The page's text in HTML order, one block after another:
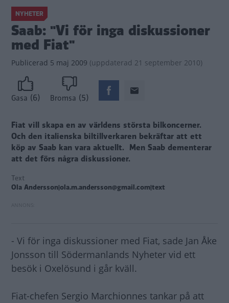
NYHETER
Saab: "Vi för inga diskussioner
med Fiat"
Publicerad 5 maj 2009 (uppdaterad 21 september 2010)
Gasa (6) Bromsa (5)
Fiat vill skapa en av världens största bilkoncerner.
Och den italienska biltillverkaren bekräftar att ett
köp av Saab kan vara aktuellt. Men Saab dementerar
att det förs några diskussioner.
Text
Ola Andersson|ola.m.andersson@gmail.com|text
- Vi för inga diskussioner med Fiat, sade Jan Åke
Jonsson till Södermanlands Nyheter vid ett
besök i Oxelösund i går kväll.
Fiat-chefen Sergio Marchionnes tankar på att